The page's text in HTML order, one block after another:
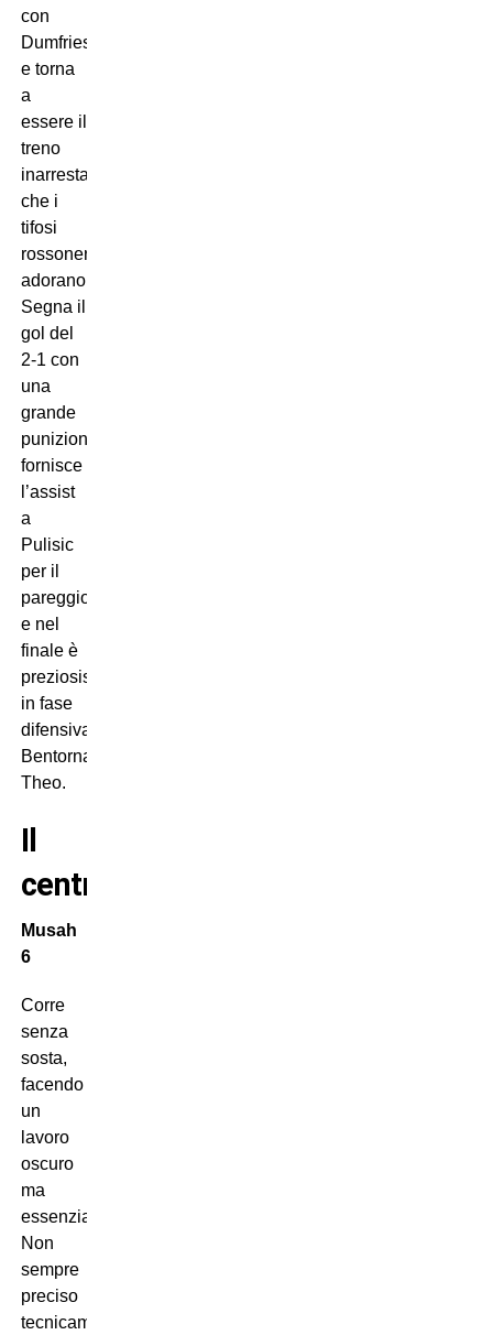
con
Dumfries
e torna
a
essere il
treno
inarrestabile
che i
tifosi
rossoneri
adorano.
Segna il
gol del
2-1 con
una
grande
punizione,
fornisce
l’assist
a
Pulisic
per il
pareggio
e nel
finale è
preziosissimo
in fase
difensiva.
Bentornato,
Theo.
Il
centrocampo
Musah
6
Corre
senza
sosta,
facendo
un
lavoro
oscuro
ma
essenziale.
Non
sempre
preciso
tecnicamente,